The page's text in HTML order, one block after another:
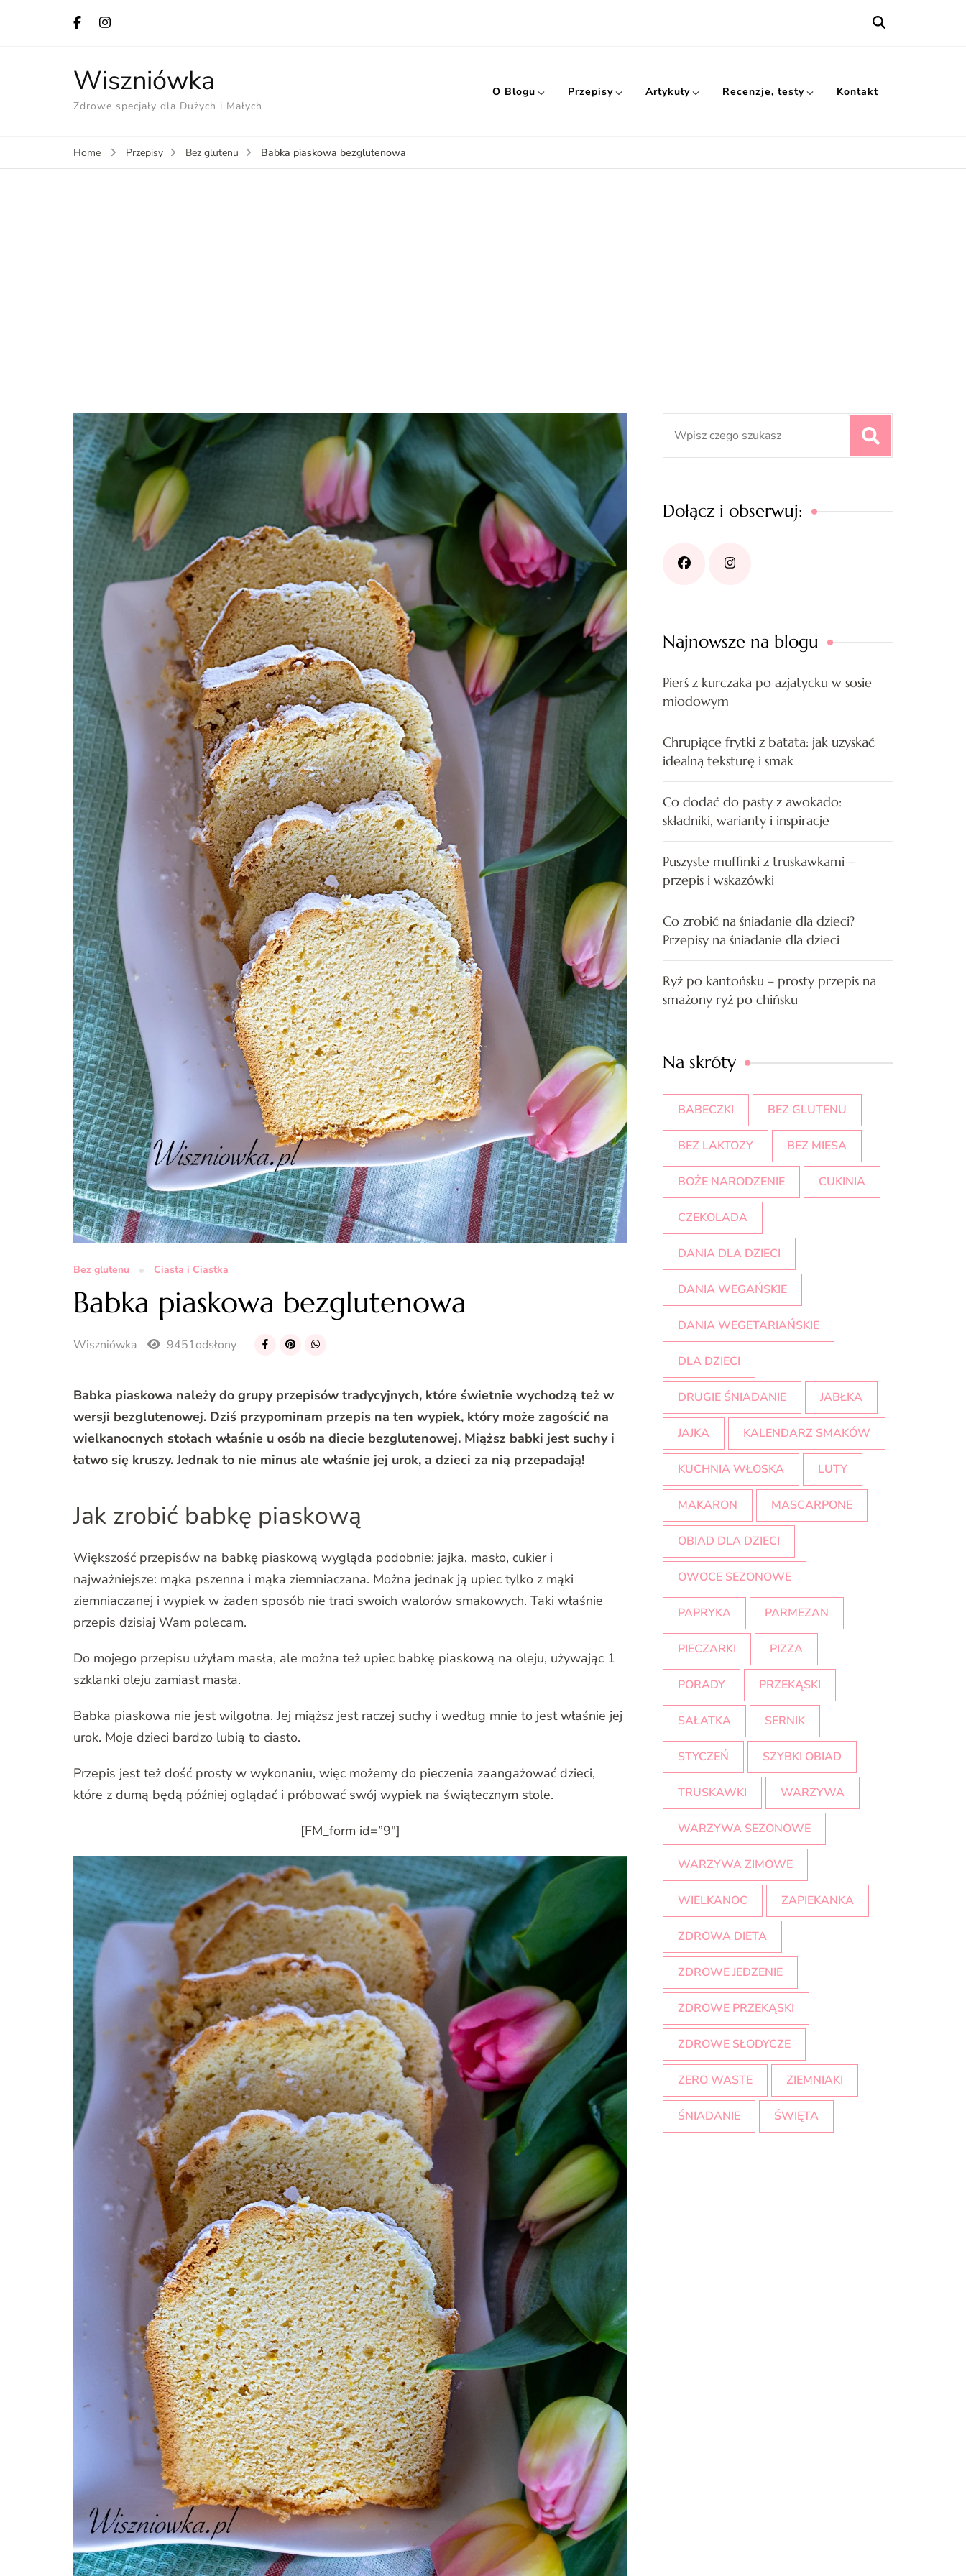
Wiszniówka
Zdrowe specjały dla Dużych i Małych
O Blogu Przepisy Artykuły Recenzje, testy Kontakt
Home Przepisy Bez glutenu Babka piaskowa bezglutenowa
Bez glutenu Ciasta i Ciastka
Babka piaskowa bezglutenowa
Wiszniówka 9451odsłony
Babka piaskowa należy do grupy przepisów tradycyjnych, które świetnie wychodzą też w
wersji bezglutenowej. Dziś przypominam przepis na ten wypiek, który może zagościć na
wielkanocnych stołach właśnie u osób na diecie bezglutenowej. Miąższ babki jest suchy i
łatwo się kruszy. Jednak to nie minus ale właśnie jej urok, a dzieci za nią przepadają!
Jak zrobić babkę piaskową
Większość przepisów na babkę piaskową wygląda podobnie: jajka, masło, cukier i
najważniejsze: mąka pszenna i mąka ziemniaczana. Można jednak ją upiec tylko z mąki
ziemniaczanej i wypiek w żaden sposób nie traci swoich walorów smakowych. Taki właśnie
przepis dzisiaj Wam polecam.
Do mojego przepisu użyłam masła, ale można też upiec babkę piaskową na oleju, używając 1
szklanki oleju zamiast masła.
Babka piaskowa nie jest wilgotna. Jej miąższ jest raczej suchy i według mnie to jest właśnie jej
urok. Moje dzieci bardzo lubią to ciasto.
Przepis jest też dość prosty w wykonaniu, więc możemy do pieczenia zaangażować dzieci,
które z dumą będą później oglądać i próbować swój wypiek na świątecznym stole.
[FM_form id=”9″]
Dołącz i obserwuj:
Najnowsze na blogu
Pierś z kurczaka po azjatycku w sosie
miodowym
Chrupiące frytki z batata: jak uzyskać
idealną teksturę i smak
Co dodać do pasty z awokado:
składniki, warianty i inspiracje
Puszyste muffinki z truskawkami –
przepis i wskazówki
Co zrobić na śniadanie dla dzieci?
Przepisy na śniadanie dla dzieci
Ryż po kantońsku – prosty przepis na
smażony ryż po chińsku
Na skróty
BABECZKI BEZ GLUTENU
BEZ LAKTOZY BEZ MIĘSA
BOŻE NARODZENIE CUKINIA
CZEKOLADA
DANIA DLA DZIECI
DANIA WEGAŃSKIE
DANIA WEGETARIAŃSKIE
DLA DZIECI
DRUGIE ŚNIADANIE JABŁKA
JAJKA KALENDARZ SMAKÓW
KUCHNIA WŁOSKA LUTY
MAKARON MASCARPONE
OBIAD DLA DZIECI
OWOCE SEZONOWE
PAPRYKA PARMEZAN
PIECZARKI PIZZA
PORADY PRZEKĄSKI
SAŁATKA SERNIK
STYCZEŃ SZYBKI OBIAD
TRUSKAWKI WARZYWA
WARZYWA SEZONOWE
WARZYWA ZIMOWE
WIELKANOC ZAPIEKANKA
ZDROWA DIETA
ZDROWE JEDZENIE
ZDROWE PRZEKĄSKI
ZDROWE SŁODYCZE
ZERO WASTE ZIEMNIAKI
ŚNIADANIE ŚWIĘTA